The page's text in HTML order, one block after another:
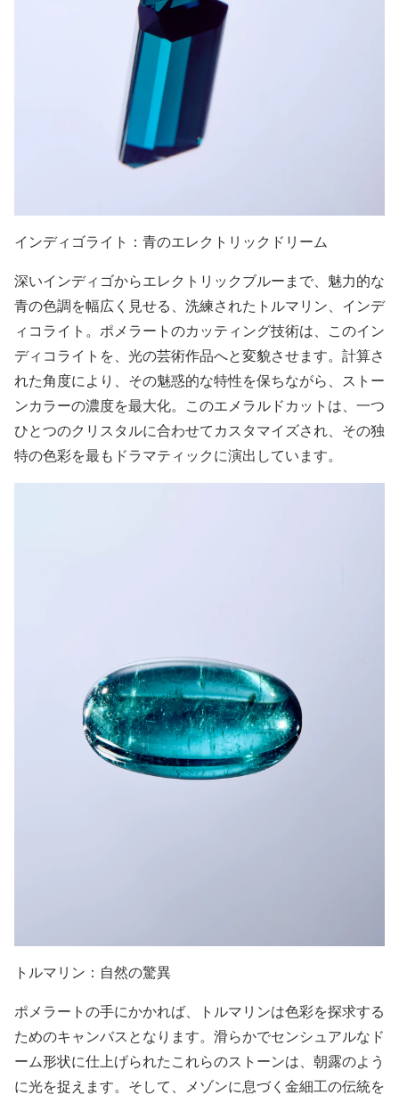
インディゴライト：青のエレクトリックドリーム
深いインディゴからエレクトリックブルーまで、魅力的な
青の色調を幅広く見せる、洗練されたトルマリン、インデ
ィコライト。ポメラートのカッティング技術は、このイン
ディコライトを、光の芸術作品へと変貌させます。計算さ
れた角度により、その魅惑的な特性を保ちながら、ストー
ンカラーの濃度を最大化。このエメラルドカットは、一つ
ひとつのクリスタルに合わせてカスタマイズされ、その独
特の色彩を最もドラマティックに演出しています。
トルマリン：自然の驚異
ポメラートの手にかかれば、トルマリンは色彩を探求する
ためのキャンバスとなります。滑らかでセンシュアルなド
ーム形状に仕上げられたこれらのストーンは、朝露のよう
に光を捉えます。そして、メゾンに息づく金細工の伝統を